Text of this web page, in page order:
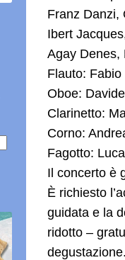
Franz Danzi,
Ibert
Agay Denes,
Flauto:
Oboe:
Clarinetto:
Corno:
Fagotto:
Il concerto è
È richiesto
guidata e la
ridotto –